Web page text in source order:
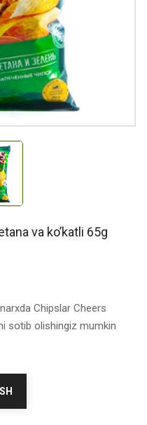
va ko’katli 65g
Chipslar Cheers
sotib olishingiz mumkin